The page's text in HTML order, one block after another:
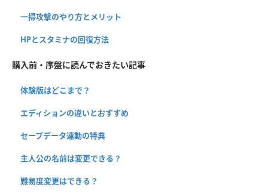
一掃攻撃のやり方とメリット
HPとスタミナの回復方法
購入前・序盤に読んでおきたい記事
体験版はどこまで？
エディションの違いとおすすめ
セーブデータ連動の特典
主人公の名前は変更できる？
難易度変更はできる？